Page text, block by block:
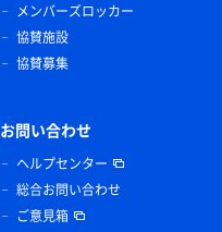
メンバーズロッカー
協賛施設
協賛募集
お問い合わせ
ヘルプセンター
総合お問い合わせ
ご意見箱